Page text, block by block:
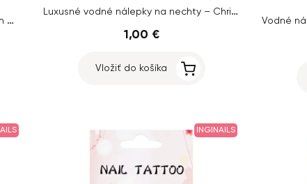
Vodné nálepky na nechty s vianočným motívom – BLE128
Luxusné vodné nálepky na nechty – Christmas – YZW-2140
1,00 €
Vložiť do košíka
INGINAILS